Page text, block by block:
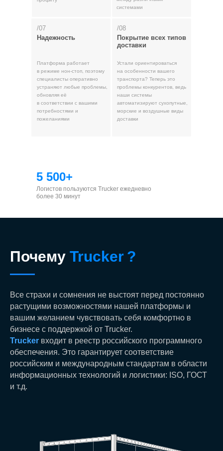
системами
/07
Надежность
Платформа работает
в режиме нон-стоп, поэтому
специалисты оперативно
устраняют любые проблемы,
обновляя её
в соответствии с вашими
потребностями и
пожеланиями
/08
Покрытие всех типов
доставки
Устали ориентироваться
на особенности вашего
транспорта? Теперь это
проблемы конкурентов, ведь
наши системы
автоматизируют сухопутные,
морские и воздушные виды
доставки
5 500+
Логистов пользуются Trucker ежедневно
более 30 минут
Почему Trucker ?
Все страхи и сомнения не выстоят перед постоянно
растущими возможностями нашей платформы и
вашим желанием чувствовать себя комфортно в
бизнесе с поддержкой от Trucker.
Trucker входит в реестр российского программного
обеспечения. Это гарантирует соответствие
российским и международным стандартам в области
информационных технологий и логистики: ISO, ГОСТ
и т.д.